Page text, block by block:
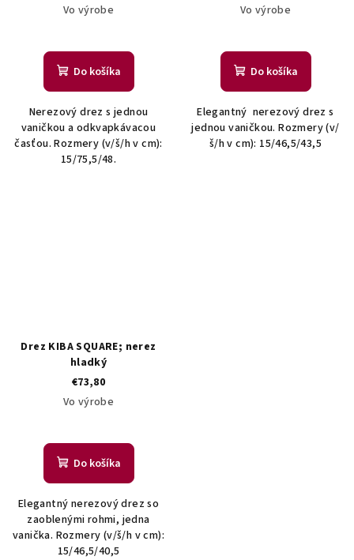
Vo výrobe
Do košíka
Nerezový drez s jednou
vaničkou a odkvapkávacou
časťou. Rozmery (v/š/h v cm):
15/75,5/48.
Vo výrobe
Do košíka
Elegantný nerezový drez s
jednou vaničkou. Rozmery (v/
š/h v cm): 15/46,5/43,5
Drez KIBA SQUARE; nerez
hladký
€73,80
Vo výrobe
Do košíka
Elegantný nerezový drez so
zaoblenými rohmi, jedna
vanička. Rozmery (v/š/h v cm):
15/46,5/40,5